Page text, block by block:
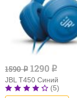
1590q 1290 q
JBL T450 Синий
(5)